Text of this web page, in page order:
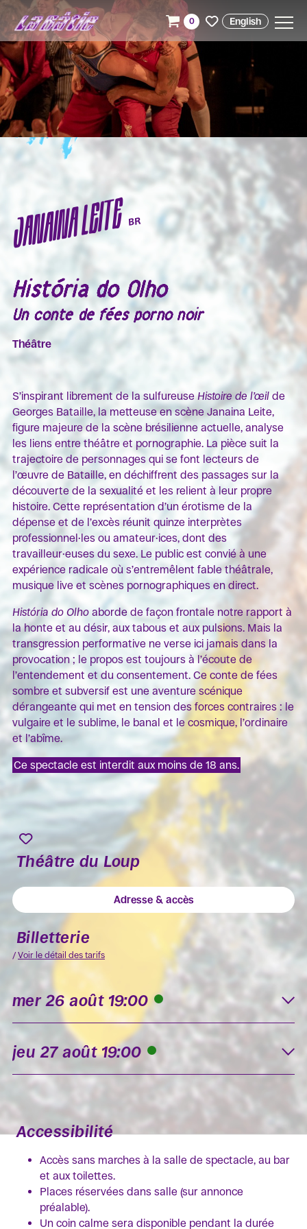
JANAINA LEITEBR
História do Olho
Un conte de fées porno noir
Théâtre
S’inspirant librement de la sulfureuseHistoire de l’œil de
Georges Bataille, la metteuse en scène Janaina Leite,
figure majeure de la scène brésilienne actuelle, analyse
les liens entre théâtre et pornographie. La pièce suit la
trajectoire de personnages qui se font lecteurs de
l’œuvre de Bataille, en déchiffrent des passages sur la
découverte de la sexualité et les relient à leur propre
histoire. Cette représentation d’un érotisme de la
dépense et de l’excès réunit quinze interprètes
professionnel·les ou amateur·ices, dont des
travailleur·euses du sexe. Le public est convié à une
expérience radicale où s’entremêlent fable théâtrale,
musique live et scènes pornographiques en direct.
História do Olho aborde de façon frontale notre rapport à
la honte et au désir, aux tabous et aux pulsions. Mais la
transgression performative ne verse ici jamais dans la
provocation ; le propos est toujours à l’écoute de
l’entendement et du consentement. Ce conte de fées
sombre et subversif est une aventure scénique
dérangeante qui met en tension des forces contraires : le
vulgaire et le sublime, le banal et le cosmique, l’ordinaire
et l’abîme.
Ce spectacle est interdit aux moins de 18 ans.
Théâtre du Loup
Adresse & accès
Billetterie
/Voir le détail des tarifs
mer 26 août 19:00
jeu 27 août 19:00
Accessibilité
Accès sans marches à la salle de spectacle, au bar
et aux toilettes.
Places réservées dans salle (sur annonce
préalable).
Un coin calme sera disponible pendant la durée
0 English